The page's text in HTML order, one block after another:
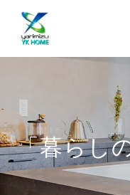
「暮らし